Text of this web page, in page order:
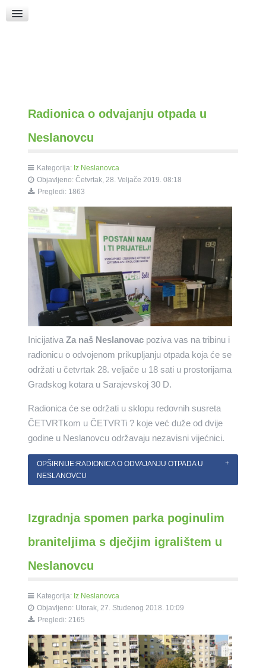
Radionica o odvajanju otpada u
Neslanovcu
Kategorija: Iz Neslanovca
Objavljeno: Četvrtak, 28. Veljače 2019. 08:18
Pregledi: 1863
Inicijativa Za naš Neslanovacpoziva vas na tribinu i
radionicu o odvojenom prikupljanju otpada koja će se
održati u četvrtak 28. veljače u 18 sati u prostorijama
Gradskog kotara u Sarajevskoj 30 D.
Radionica će se održati u sklopu redovnih susreta
ČETVRTkom u ČETVRTi ? koje već duže od dvije
godine u Neslanovcu održavaju nezavisni vijećnici.
OPŠIRNIJE:RADIONICA O ODVAJANJU OTPADA U
NESLANOVCU
Izgradnja spomen parka poginulim
braniteljima s dječjim igralištem u
Neslanovcu
Kategorija: Iz Neslanovca
Objavljeno: Utorak, 27. Studenog 2018. 10:09
Pregledi: 2165